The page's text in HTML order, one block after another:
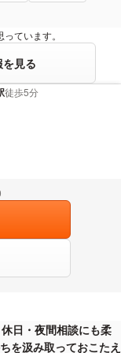
ています。
見る
徒歩5分
日・夜間相談にも柔
を汲み取っておこたえ